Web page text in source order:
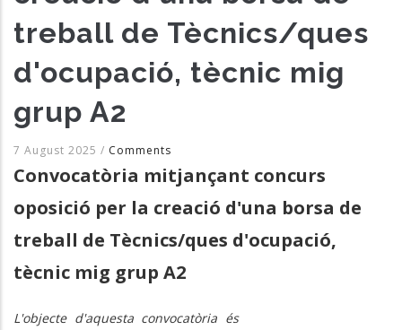
treball de Tècnics/ques
d'ocupació, tècnic mig
grup A2
7 August 2025 / Comments
Convocatòria mitjançant concurs
oposició per la creació d'una borsa de
treball de Tècnics/ques d'ocupació,
tècnic mig grup A2
L'objecte d'aquesta convocatòria és